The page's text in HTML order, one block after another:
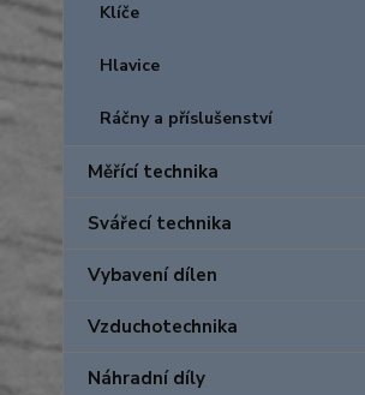
Klíče
Hlavice
Ráčny a příslušenství
Měřící technika
Svářecí technika
Vybavení dílen
Vzduchotechnika
Náhradní díly